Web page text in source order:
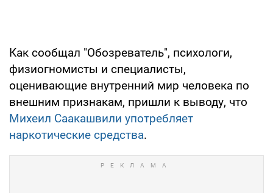
Как сообщал "Обозреватель", психологи,
физиогномисты и специалисты,
оценивающие внутренний мир человека по
внешним признакам, пришли к выводу, что
Михеил Саакашвили употребляет
наркотические средства.